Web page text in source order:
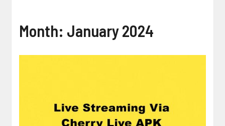
Month: January 2024